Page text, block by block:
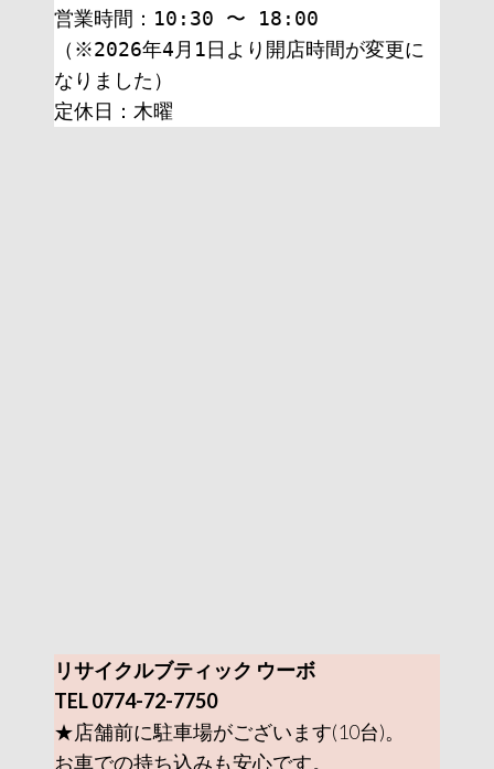
営業時間：10:30 〜 18:00
（※2026年4月1日より開店時間が変更に
なりました）
定休日：木曜
リサイクルブティック ウーボ
TEL 0774-72-7750
★店舗前に駐車場がございます(10台)。
お車での持ち込みも安心です。